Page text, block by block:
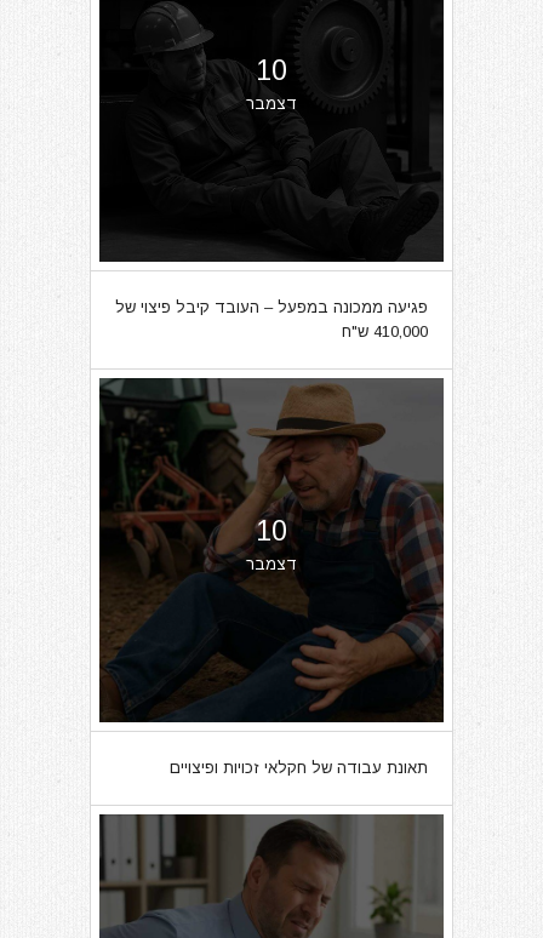
10
דצמבר
פגיעה ממכונה במפעל – העובד קיבל פיצוי של
410,000 ש"ח
10
דצמבר
תאונת עבודה של חקלאי זכויות ופיצויים